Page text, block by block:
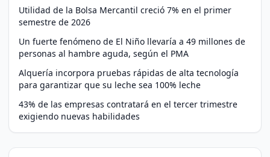
Utilidad de la Bolsa Mercantil creció 7% en el primer
semestre de 2026
Un fuerte fenómeno de El Niño llevaría a 49 millones de
personas al hambre aguda, según el PMA
Alquería incorpora pruebas rápidas de alta tecnología
para garantizar que su leche sea 100% leche
43% de las empresas contratará en el tercer trimestre
exigiendo nuevas habilidades